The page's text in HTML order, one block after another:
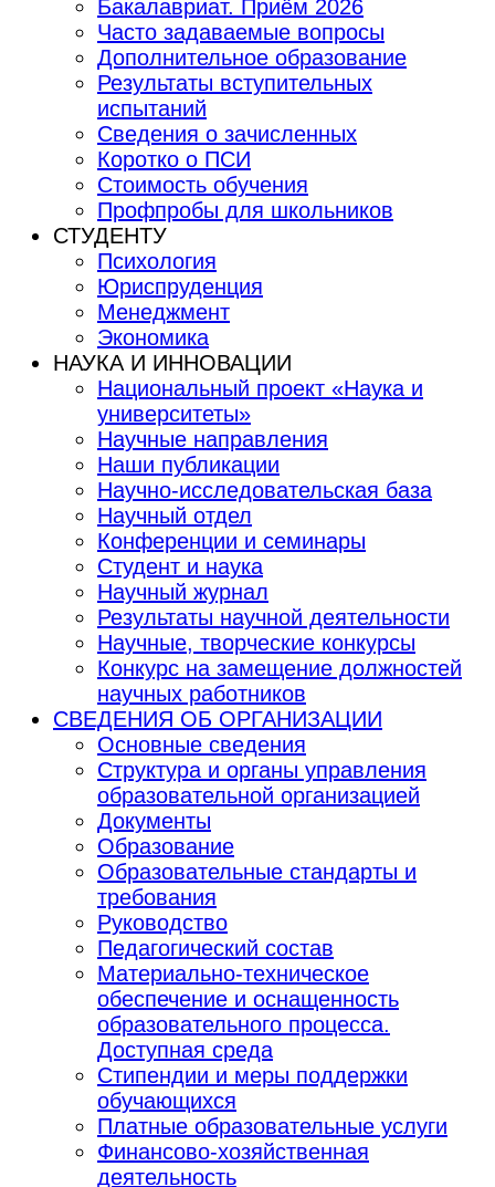
Бакалавриат. Приём 2026
Часто задаваемые вопросы
Дополнительное образование
Результаты вступительных
испытаний
Сведения о зачисленных
Коротко о ПСИ
Стоимость обучения
Профпробы для школьников
СТУДЕНТУ
Психология
Юриспруденция
Менеджмент
Экономика
НАУКА И ИННОВАЦИИ
Национальный проект «Наука и
университеты»
Научные направления
Наши публикации
Научно-исследовательская база
Научный отдел
Конференции и семинары
Студент и наука
Научный журнал
Результаты научной деятельности
Научные, творческие конкурсы
Конкурс на замещение должностей
научных работников
СВЕДЕНИЯ ОБ ОРГАНИЗАЦИИ
Основные сведения
Структура и органы управления
образовательной организацией
Документы
Образование
Образовательные стандарты и
требования
Руководство
Педагогический состав
Материально-техническое
обеспечение и оснащенность
образовательного процесса.
Доступная среда
Стипендии и меры поддержки
обучающихся
Платные образовательные услуги
Финансово-хозяйственная
деятельность